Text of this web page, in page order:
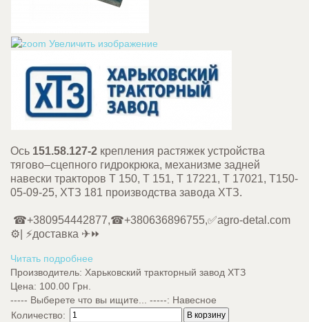
Увеличить изображение
Ось 151.58.127-2 крепления растяжек устройства
тягово–сцепного гидрокрюка, механизме задней
навески тракторов Т 150, Т 151, Т 17221, Т 17021, Т150-
05-09-25, ХТЗ 181 производства завода ХТЗ.
☎+380954442877,☎+380636896755,✅agro-detal.com
⚙️| ⚡доставка ✈⏩
Читать подробнее
Производитель: Харьковский тракторный завод ХТЗ
Цена: 100.00 Грн.
----- Выберете что вы ищите... -----: Навесное
Количество: